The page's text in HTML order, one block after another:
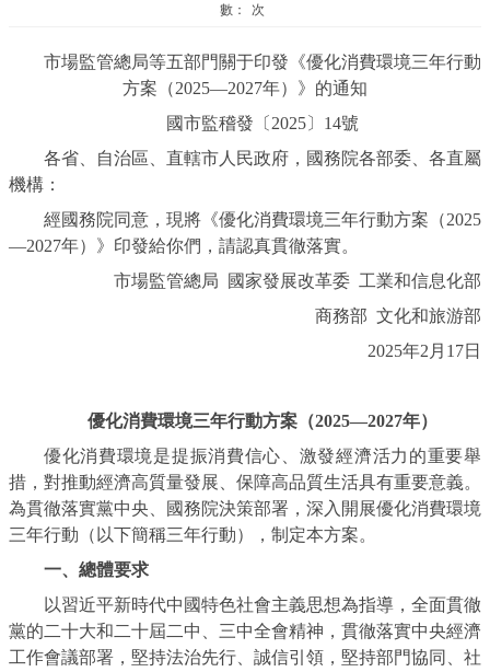
數： 次
市場監管總局等五部門關于印發《優化消費環境三年行動
方案（2025—2027年）》的通知
國市監稽發〔2025〕14號
各省、自治區、直轄市人民政府，國務院各部委、各直屬
機構：
經國務院同意，現將《優化消費環境三年行動方案（2025
—2027年）》印發給你們，請認真貫徹落實。
市場監管總局 國家發展改革委 工業和信息化部
商務部 文化和旅游部
2025年2月17日
優化消費環境三年行動方案（2025—2027年）
優化消費環境是提振消費信心、激發經濟活力的重要舉
措，對推動經濟高質量發展、保障高品質生活具有重要意義。
為貫徹落實黨中央、國務院決策部署，深入開展優化消費環境
三年行動（以下簡稱三年行動），制定本方案。
一、總體要求
以習近平新時代中國特色社會主義思想為指導，全面貫徹
黨的二十大和二十屆二中、三中全會精神，貫徹落實中央經濟
工作會議部署，堅持法治先行、誠信引領，堅持部門協同、社